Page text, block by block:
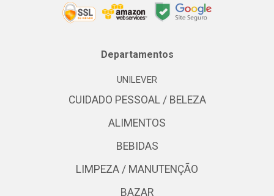
Departamentos
UNILEVER
CUIDADO PESSOAL / BELEZA
ALIMENTOS
BEBIDAS
LIMPEZA / MANUTENÇÃO
BAZAR